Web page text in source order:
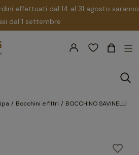
effettuati dal 14 al 31 agosto saranno
dal 1 settembre
search
☰
Bocchini e filtri
BOCCHINO SAVINELLI
favorite_border